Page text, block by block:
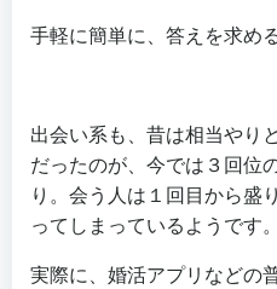
手軽に簡単に、答えを求め
出会い系も、昔は相当やり
だったのが、今では３回位
り。会う人は１回目から盛
ってしまっているようです。
実際に、婚活アプリなどの